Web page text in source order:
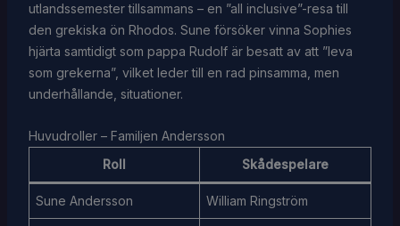
utlandssemester tillsammans – en ”all inclusive”-resa till
den grekiska ön Rhodos. Sune försöker vinna Sophies
hjärta samtidigt som pappa Rudolf är besatt av att ”leva
som grekerna”, vilket leder till en rad pinsamma, men
underhållande, situationer.
Huvudroller – Familjen Andersson
Roll
Skådespelare
Sune Andersson William Ringström